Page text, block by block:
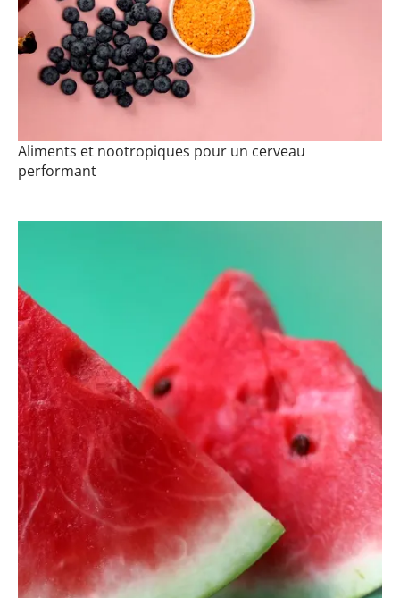
Aliments et nootropiques pour un cerveau
performant